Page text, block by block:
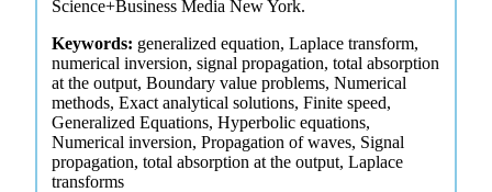
Science+Business Media New York.
Keywords: generalized equation, Laplace transform,
numerical inversion, signal propagation, total absorption
at the output, Boundary value problems, Numerical
methods, Exact analytical solutions, Finite speed,
Generalized Equations, Hyperbolic equations,
Numerical inversion, Propagation of waves, Signal
propagation, total absorption at the output, Laplace
transforms